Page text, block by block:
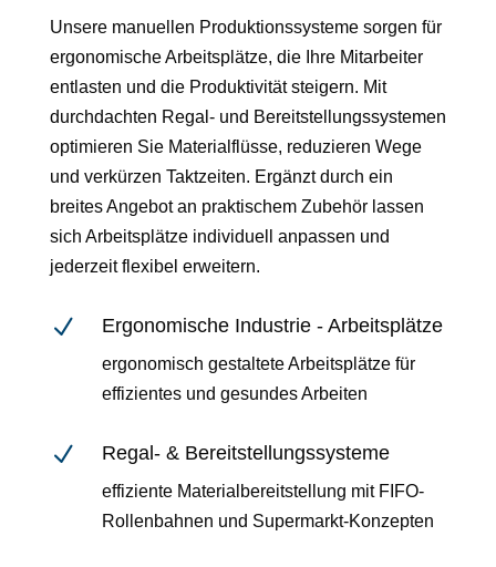
Unsere manuellen Produktionssysteme sorgen für
ergonomische Arbeitsplätze, die Ihre Mitarbeiter
entlasten und die Produktivität steigern. Mit
durchdachten Regal- und Bereitstellungssystemen
optimieren Sie Materialflüsse, reduzieren Wege
und verkürzen Taktzeiten. Ergänzt durch ein
breites Angebot an praktischem Zubehör lassen
sich Arbeitsplätze individuell anpassen und
jederzeit flexibel erweitern.
N Ergonomische Industrie - Arbeitsplätze
ergonomisch gestaltete Arbeitsplätze für
effizientes und gesundes Arbeiten
N Regal‑ & Bereitstellungssysteme
effiziente Materialbereitstellung mit FIFO-
Rollenbahnen und Supermarkt-Konzepten